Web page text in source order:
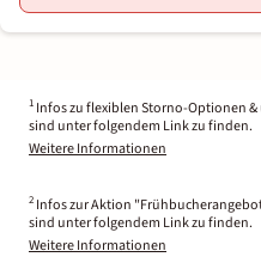
1 Infos zu flexiblen Storno-Optionen
sind unter folgendem Link zu finden.
Weitere Informationen
2 Infos zur Aktion
sind unter folgendem Link zu finden.
Weitere Informationen